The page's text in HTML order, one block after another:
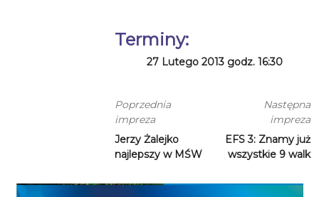
Terminy:
27 Lutego 2013 godz. 16:30
Poprzednia
impreza
Jerzy Żalejko
najlepszy w MŚW
Następna
impreza
EFS 3: Znamy już
wszystkie 9 walk